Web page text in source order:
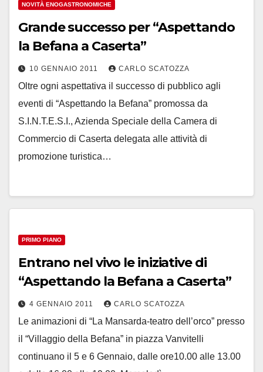
NOVITÀ ENOGASTRONOMICHE
Grande successo per “Aspettando
la Befana a Caserta”
10 GENNAIO 2011 CARLO SCATOZZA
Oltre ogni aspettativa il successo di pubblico agli
eventi di “Aspettando la Befana” promossa da
S.I.N.T.E.S.I., Azienda Speciale della Camera di
Commercio di Caserta delegata alle attività di
promozione turistica…
PRIMO PIANO
Entrano nel vivo le iniziative di
“Aspettando la Befana a Caserta”
4 GENNAIO 2011 CARLO SCATOZZA
Le animazioni di “La Mansarda-teatro dell’orco” presso
il “Villaggio della Befana” in piazza Vanvitelli
continuano il 5 e 6 Gennaio, dalle ore10.00 alle 13.00